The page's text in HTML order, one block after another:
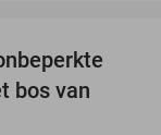
25%
bos van